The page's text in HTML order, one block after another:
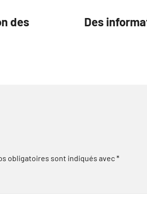
des
Des
obligatoires sont indiqués avec*